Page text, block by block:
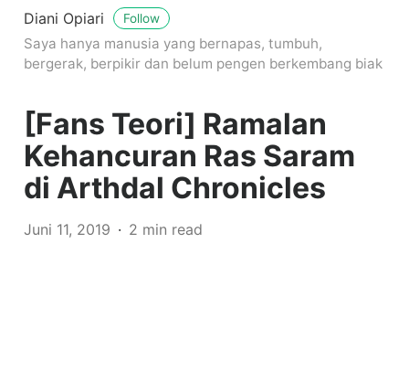
Diani Opiari Follow
Saya hanya manusia yang bernapas, tumbuh,
bergerak, berpikir dan belum pengen berkembang biak
[Fans Teori] Ramalan
Kehancuran Ras Saram
di Arthdal Chronicles
Juni 11, 2019 2 min read